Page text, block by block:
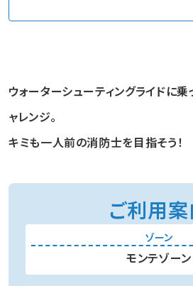
ウォーターシューティングライドに
ャレンジ。
キミも一人前の消防士を目指そう！
ご利用
ゾーン
モンテゾーン